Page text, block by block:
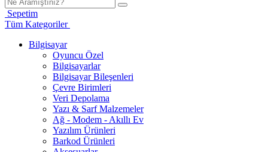
Sepetim
Tüm Kategoriler
Bilgisayar
Oyuncu Özel
Bilgisayarlar
Bilgisayar Bileşenleri
Çevre Birimleri
Veri Depolama
Yazı & Sarf Malzemeler
Ağ - Modem - Akıllı Ev
Yazılım Ürünleri
Barkod Ürünleri